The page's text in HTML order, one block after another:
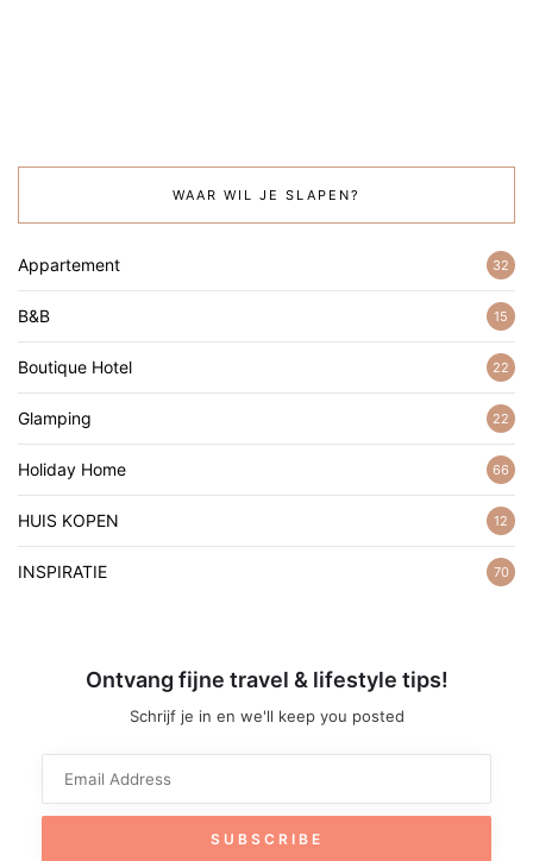
WAAR WIL JE SLAPEN?
Appartement 32
B&B 15
Boutique Hotel 22
Glamping 22
Holiday Home 66
HUIS KOPEN 12
INSPIRATIE 70
Ontvang fijne travel & lifestyle tips!
Schrijf je in en we'll keep you posted